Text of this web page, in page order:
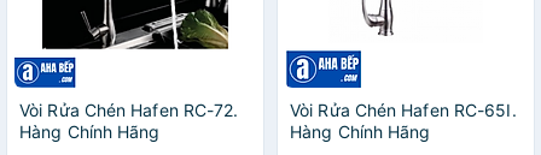
Vòi Rửa Chén Hafen RC-72.
Hàng Chính Hãng
Vòi Rửa Chén Hafen RC-65I.
Hàng Chính Hãng